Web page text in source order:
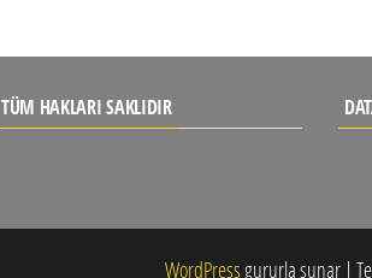
TÜM HAKLARI SAKLIDIR
WordPressgururla sunar |